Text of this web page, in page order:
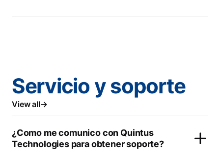
Servicio y soporte
View all
¿Como me comunico con Quintus
Technologies para obtener soporte?